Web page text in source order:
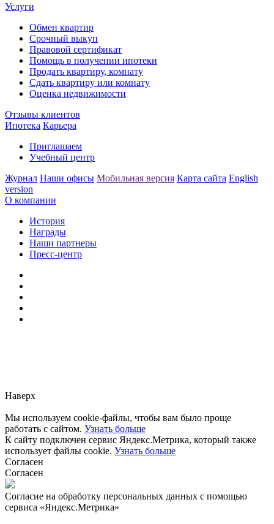
Услуги
Обмен квартир
Срочный выкуп
Правовой сертификат
Помощь в получении ипотеки
Продать квартиру, комнату
Сдать квартиру или комнату
Оценка недвижимости
Отзывы клиентов
Ипотека Карьера
Приглашаем
Учебный центр
Журнал Наши офисы Мобильная версия Карта сайта English
version
О компании
История
Награды
Наши партнеры
Пресс-центр
Наверх
Мы используем cookie-файлы, чтобы вам было проще
работать с сайтом. Узнать больше
К сайту подключен сервис Яндекс.Метрика, который также
использует файлы cookie. Узнать больше
Согласен
Согласен
Согласие на обработку персональных данных с помощью
сервиса «Яндекс.Метрика»